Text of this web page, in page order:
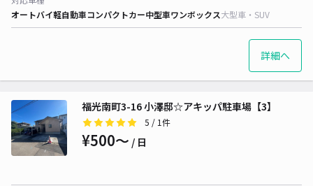
オートバイ軽自動車コンパクトカー中型車ワンボックス大型車・SUV
詳細へ
福光南町3-16 小澤邸☆アキッパ駐車場【3】
5 / 1件
¥500〜 / 日